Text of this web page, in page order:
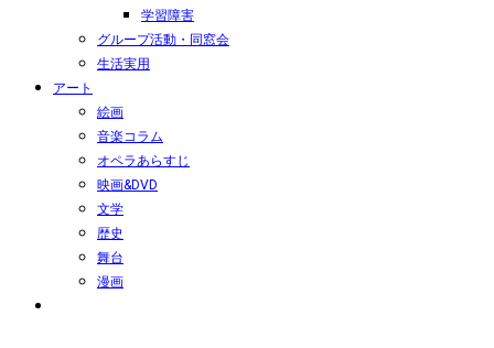
学習障害
グループ活動・同窓会
生活実用
アート
絵画
音楽コラム
オペラあらすじ
映画&DVD
文学
歴史
舞台
漫画